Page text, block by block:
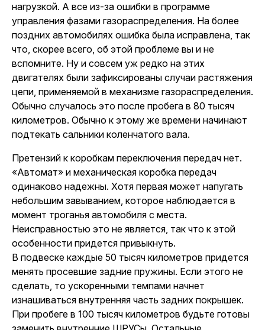
нагрузкой. А все из-за ошибки в программе
управления фазами газораспределения. На более
поздних автомобилях ошибка была исправлена, так
что, скорее всего, об этой проблеме вы и не
вспомните. Ну и совсем уж редко на этих
двигателях были зафиксированы случаи растяжения
цепи, применяемой в механизме газораспределения.
Обычно случалось это после пробега в 80 тысяч
километров. Обычно к этому же времени начинают
подтекать сальники коленчатого вала.
Претензий к коробкам переключения передач нет.
«Автомат» и механическая коробка передач
одинаково надежны. Хотя первая может напугать
небольшим завыванием, которое наблюдается в
момент троганья автомобиля с места.
Неисправностью это не является, так что к этой
особенности придется привыкнуть.
В подвеске каждые 50 тысяч километров придется
менять просевшие задние пружины. Если этого не
сделать, то ускоренными темпами начнет
изнашиваться внутренняя часть задних покрышек.
При пробеге в 100 тысяч километров будьте готовы